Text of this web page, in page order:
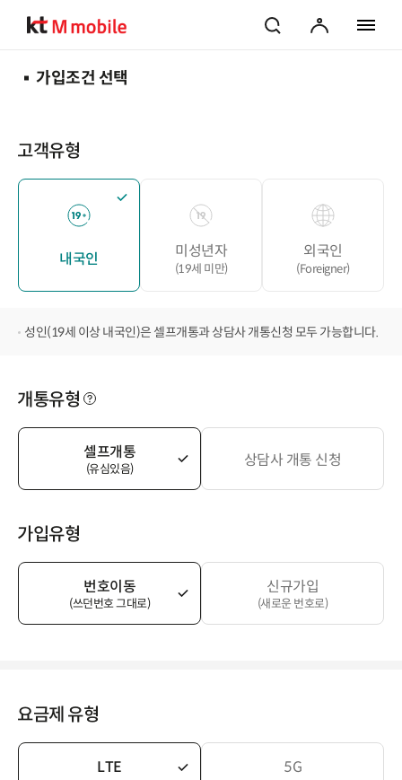
검색
마이페이지
가입조건 선택
고객유형
내국인 미성년자
(19세 미만)
외국인
(Foreigner)
성인(19세 이상 내국인)은 셀프개통과 상담사 개통신청 모두 가능합니다.
개통유형
셀프개통
(유심있음) 상담사 개통 신청
가입유형
번호이동
(쓰던번호 그대로)
신규가입
(새로운 번호로)
요금제 유형
LTE 5G